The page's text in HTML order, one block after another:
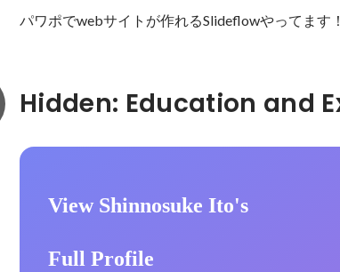
パワポでwebサイトが作れるSlideflowやってます！
View Shinnosuke Ito's
Full Profile